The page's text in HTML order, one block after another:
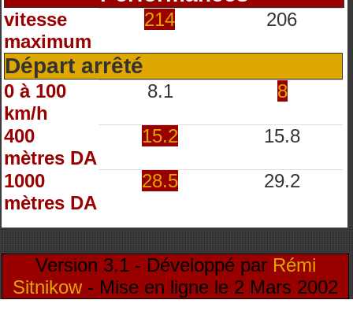
vitesse
maximum
214 206
Départ arrêté
0 à 100
km/h
8.1 8
400
mètres DA
15.2 15.8
1000
mètres DA
28.5 29.2
Version 3.1 - Développé par Rémi
Sitnikow- Mise en ligne le 2 Mars 2002